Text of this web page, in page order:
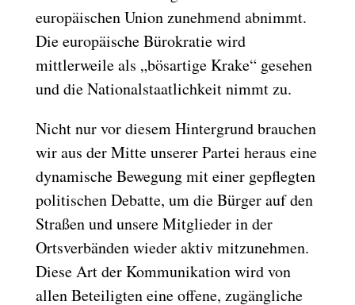
europäischen Union zunehmend abnimmt.
Die europäische Bürokratie wird
mittlerweile als „bösartige Krake“ gesehen
und die Nationalstaatlichkeit nimmt zu.
Nicht nur vor diesem Hintergrund brauchen
wir aus der Mitte unserer Partei heraus eine
dynamische Bewegung mit einer gepflegten
politischen Debatte, um die Bürger auf den
Straßen und unsere Mitglieder in der
Ortsverbänden wieder aktiv mitzunehmen.
Diese Art der Kommunikation wird von
allen Beteiligten eine offene, zugängliche